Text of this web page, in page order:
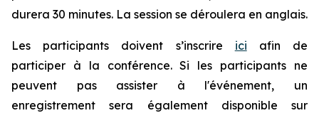
durera 30 minutes. La session se déroulera en anglais.
Les participants doivent s’inscrire ici afin de
participer à la conférence. Si les participants ne
peuvent pas assister à l'événement, un
enregistrement sera également disponible sur